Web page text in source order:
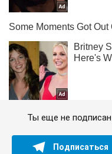
Ты еще не
Подписаться